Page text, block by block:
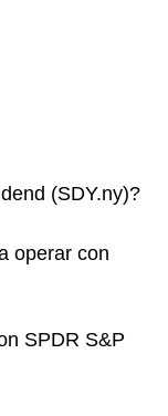
(SDY.ny)?
operar con
SPDR S&P